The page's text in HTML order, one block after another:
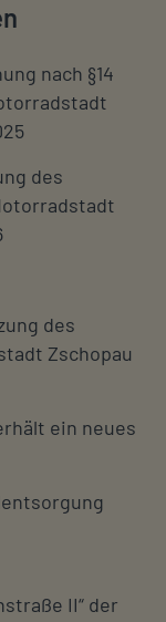
nach §14
des
des
Zschopau
ein neues
II“ der